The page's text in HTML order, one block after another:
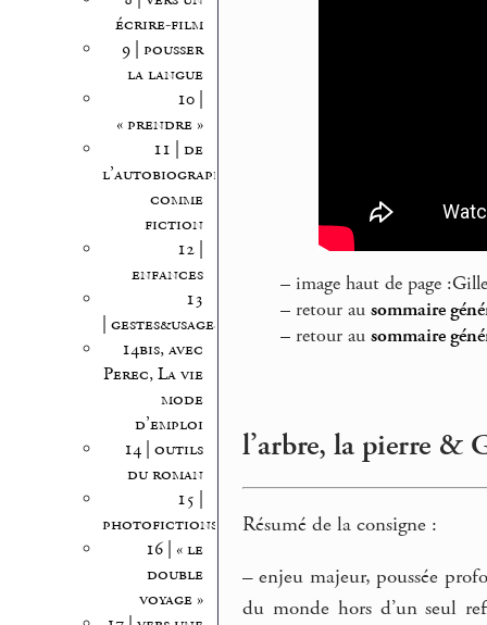
écrire-film
9 | pousser
la langue
10 |
« prendre »
11 | de
l’autobiographie
comme
fiction
12 |
enfances
13
| gestes&usages
14bis, avec
Perec, La vie
mode
d’emploi
14 | outils
du roman
15 |
photofictions
16 | « le
double
voyage »
– image haut de page
– retour au sommaire
– retour au sommaire
l’arbre, la pierre &
Résumé de la consigne :
– enjeu majeur, poussée
du monde hors d’un seul